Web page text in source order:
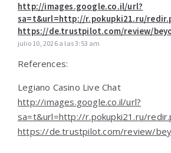
http://images.google.co.il/url?
sa=t&url=http://r.pokupki21.ru/
https://de.trustpilot.com/review/
julio 10, 2026 a las 3:53 am
References:
Legiano Casino Live Chat
http://images.google.co.il/url?
sa=t&url=http://r.pokupki21.ru/
https://de.trustpilot.com/review/